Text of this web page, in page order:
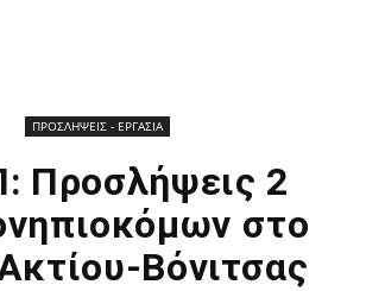
ΠΡΟΣΛΗΨΕΙΣ - ΕΡΓΑΣΙΑ
Προσλήψεις 2
στο
Βόνιτσας